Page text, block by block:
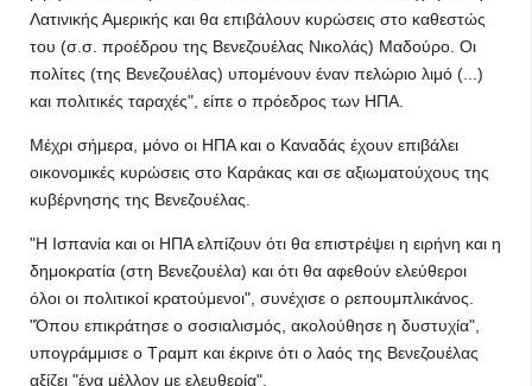
Λατινικής Αμερικής και θα επιβάλουν κυρώσεις στο καθεστώς
του (σ.σ. προέδρου της Βενεζουέλας Νικολάς) Μαδούρο. Οι
πολίτες (της Βενεζουέλας) υπομένουν έναν πελώριο λιμό (...)
και πολιτικές ταραχές", είπε ο πρόεδρος των ΗΠΑ.
Μέχρι σήμερα, μόνο οι ΗΠΑ και ο Καναδάς έχουν επιβάλει
οικονομικές κυρώσεις στο Καράκας και σε αξιωματούχους της
κυβέρνησης της Βενεζουέλας.
"Η Ισπανία και οι ΗΠΑ ελπίζουν ότι θα επιστρέψει η ειρήνη και η
δημοκρατία (στη Βενεζουέλα) και ότι θα αφεθούν ελεύθεροι
όλοι οι πολιτικοί κρατούμενοι", συνέχισε ο ρεπουμπλικάνος.
"Όπου επικράτησε ο σοσιαλισμός, ακολούθησε η δυστυχία",
υπογράμμισε ο Τραμπ και έκρινε ότι ο λαός της Βενεζουέλας
αξίζει "ένα μέλλον με ελευθερία".